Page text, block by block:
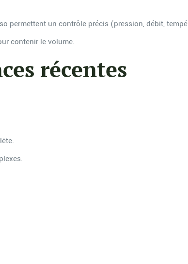
permettent un contrôle précis (pression, débit,
contenir le volume.
récentes